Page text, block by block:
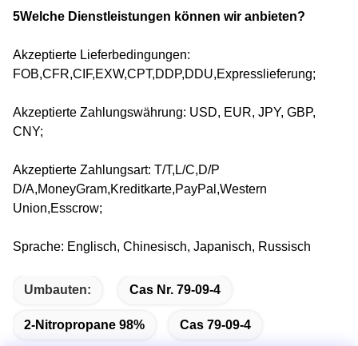
5Welche Dienstleistungen können wir anbieten?
Akzeptierte Lieferbedingungen:
FOB,CFR,CIF,EXW,CPT,DDP,DDU,Expresslieferung;
Akzeptierte Zahlungswährung: USD, EUR, JPY, GBP,
CNY;
Akzeptierte Zahlungsart: T/T,L/C,D/P
D/A,MoneyGram,Kreditkarte,PayPal,Western
Union,Esscrow;
Sprache: Englisch, Chinesisch, Japanisch, Russisch
Umbauten: Cas Nr. 79-09-4
2-Nitropropane 98% Cas 79-09-4